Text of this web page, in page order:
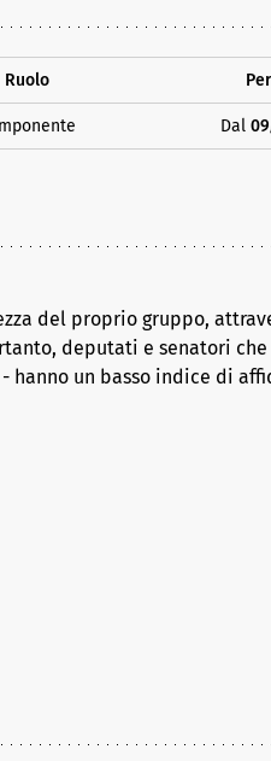
Ruolo
Dal
del proprio gruppo,
deputati e senatori che
hanno un basso indice di